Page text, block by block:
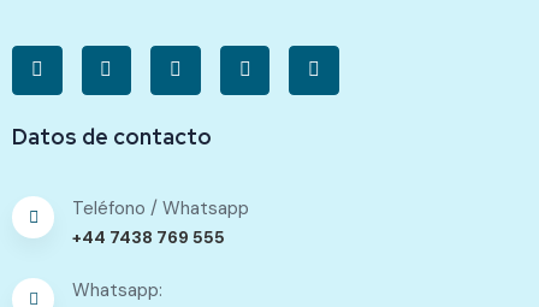
Datos de contacto
Teléfono / Whatsapp
+44 7438 769 555
Whatsapp: